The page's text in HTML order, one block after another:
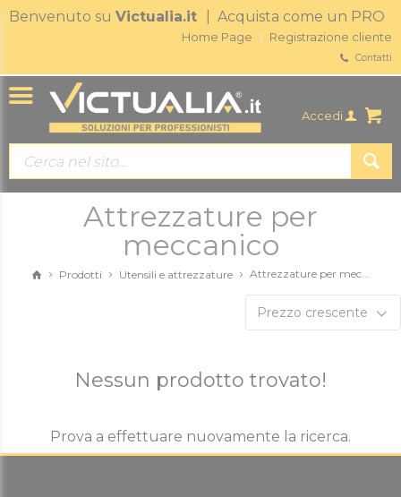
Benvenuto su Victualia.it | Acquista come un PRO
Home Page Registrazione cliente
Contatti
Accedi
Attrezzature per
meccanico
Prodotti Utensili e attrezzature Attrezzature per mec...
Prezzo crescente
Nessun prodotto trovato!
Prova a effettuare nuovamente la ricerca.